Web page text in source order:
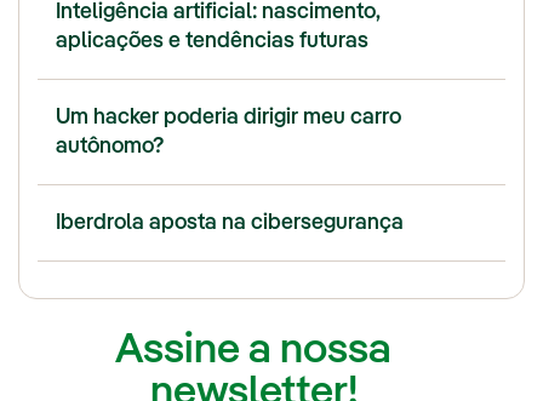
Inteligência artificial: nascimento,
aplicações e tendências futuras
Um hacker poderia dirigir meu carro
autônomo?
Iberdrola aposta na cibersegurança
Assine a nossa